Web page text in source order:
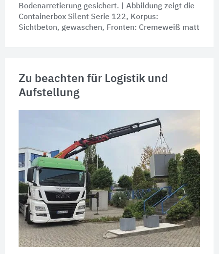
Bodenarretierung gesichert. | Abbildung zeigt die
Containerbox Silent Serie 122, Korpus:
Sichtbeton, gewaschen, Fronten: Cremeweiß matt
Zu beachten für Logistik und
Aufstellung